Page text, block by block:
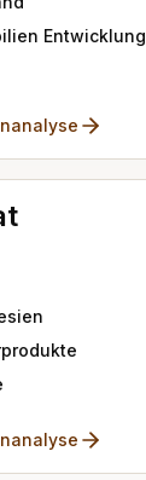
Entwicklung